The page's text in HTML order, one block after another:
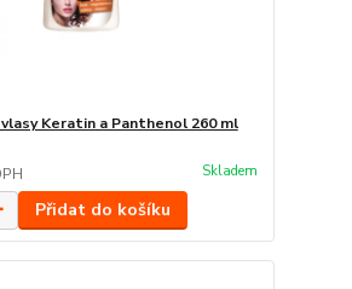
Keratin a Panthenol 260 ml
Skladem
Přidat do košíku